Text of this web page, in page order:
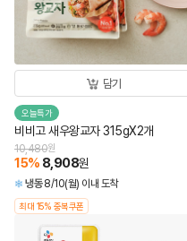
담기
오늘특가
비비고 새우왕교자 315gX2개
10,480원
15% 8,908원
냉동 8/10(월) 이내 도착
최대 15% 중복쿠폰